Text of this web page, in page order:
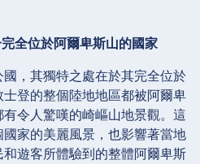
全位於阿爾卑斯山的國家
，其獨特之處在於其完全位於
登的整個陸地地區都被阿爾卑
令人驚嘆的崎嶇山地景觀。這
家的美麗風景，也影響著當地
遊客所體驗到的整體阿爾卑斯